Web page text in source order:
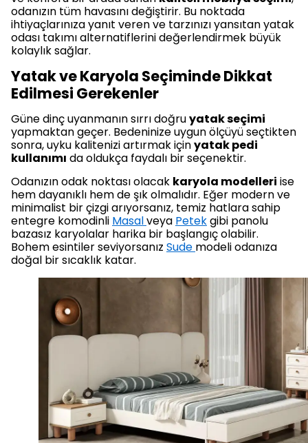
odanızın tüm havasını değiştirir. Bu noktada
ihtiyaçlarınıza yanıt veren ve tarzınızı yansıtan yatak
odası takımı alternatiflerini değerlendirmek büyük
kolaylık sağlar.
Yatak ve Karyola Seçiminde Dikkat
Edilmesi Gerekenler
Güne dinç uyanmanın sırrı doğruyatak seçimi
yapmaktan geçer. Bedeninize uygun ölçüyü seçtikten
sonra, uyku kalitenizi artırmak içinyatak pedi
kullanımı da oldukça faydalı bir seçenektir.
Odanızın odak noktası olacak karyola modelleri ise
hem dayanıklı hem de şık olmalıdır. Eğer modern ve
minimalist bir çizgi arıyorsanız, temiz hatlara sahip
entegre komodinli Masalveya Petekgibi panolu
bazasız karyolalar harika bir başlangıç olabilir.
Bohem esintiler seviyorsanız Sude modeli odanıza
doğal bir sıcaklık katar.